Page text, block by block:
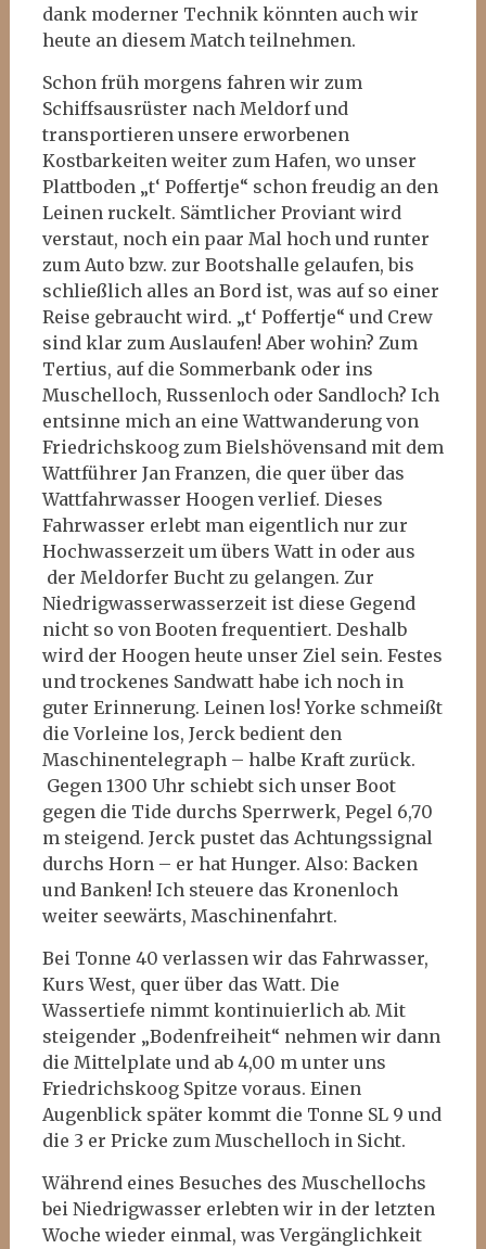
dank moderner Technik könnten auch wir
heute an diesem Match teilnehmen.
Schon früh morgens fahren wir zum
Schiffsausrüster nach Meldorf und
transportieren unsere erworbenen
Kostbarkeiten weiter zum Hafen, wo unser
Plattboden „t‘ Poffertje“ schon freudig an den
Leinen ruckelt. Sämtlicher Proviant wird
verstaut, noch ein paar Mal hoch und runter
zum Auto bzw. zur Bootshalle gelaufen, bis
schließlich alles an Bord ist, was auf so einer
Reise gebraucht wird. „t‘ Poffertje“ und Crew
sind klar zum Auslaufen! Aber wohin? Zum
Tertius, auf die Sommerbank oder ins
Muschelloch, Russenloch oder Sandloch? Ich
entsinne mich an eine Wattwanderung von
Friedrichskoog zum Bielshövensand mit dem
Wattführer Jan Franzen, die quer über das
Wattfahrwasser Hoogen verlief. Dieses
Fahrwasser erlebt man eigentlich nur zur
Hochwasserzeit um übers Watt in oder aus
der Meldorfer Bucht zu gelangen. Zur
Niedrigwasserwasserzeit ist diese Gegend
nicht so von Booten frequentiert. Deshalb
wird der Hoogen heute unser Ziel sein. Festes
und trockenes Sandwatt habe ich noch in
guter Erinnerung. Leinen los! Yorke schmeißt
die Vorleine los, Jerck bedient den
Maschinentelegraph – halbe Kraft zurück.
Gegen 1300 Uhr schiebt sich unser Boot
gegen die Tide durchs Sperrwerk, Pegel 6,70
m steigend. Jerck pustet das Achtungssignal
durchs Horn – er hat Hunger. Also: Backen
und Banken! Ich steuere das Kronenloch
weiter seewärts, Maschinenfahrt.
Bei Tonne 40 verlassen wir das Fahrwasser,
Kurs West, quer über das Watt. Die
Wassertiefe nimmt kontinuierlich ab. Mit
steigender „Bodenfreiheit“ nehmen wir dann
die Mittelplate und ab 4,00 m unter uns
Friedrichskoog Spitze voraus. Einen
Augenblick später kommt die Tonne SL 9 und
die 3 er Pricke zum Muschelloch in Sicht.
Während eines Besuches des Muschellochs
bei Niedrigwasser erlebten wir in der letzten
Woche wieder einmal, was Vergänglichkeit